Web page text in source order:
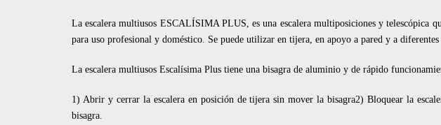
La escalera multiusos ESCALÍSIMA PLUS, es una escalera multiposiciones y telescópica
para uso profesional y doméstico. Se puede utilizar en tijera, en apoyo a pared y a diferentes
La escalera multiusos Escalísima Plus tiene una bisagra de aluminio y de rápido
1) Abrir y cerrar la escalera en posición de tijera sin mover la bisagra2) Bloquear la
bisagra.